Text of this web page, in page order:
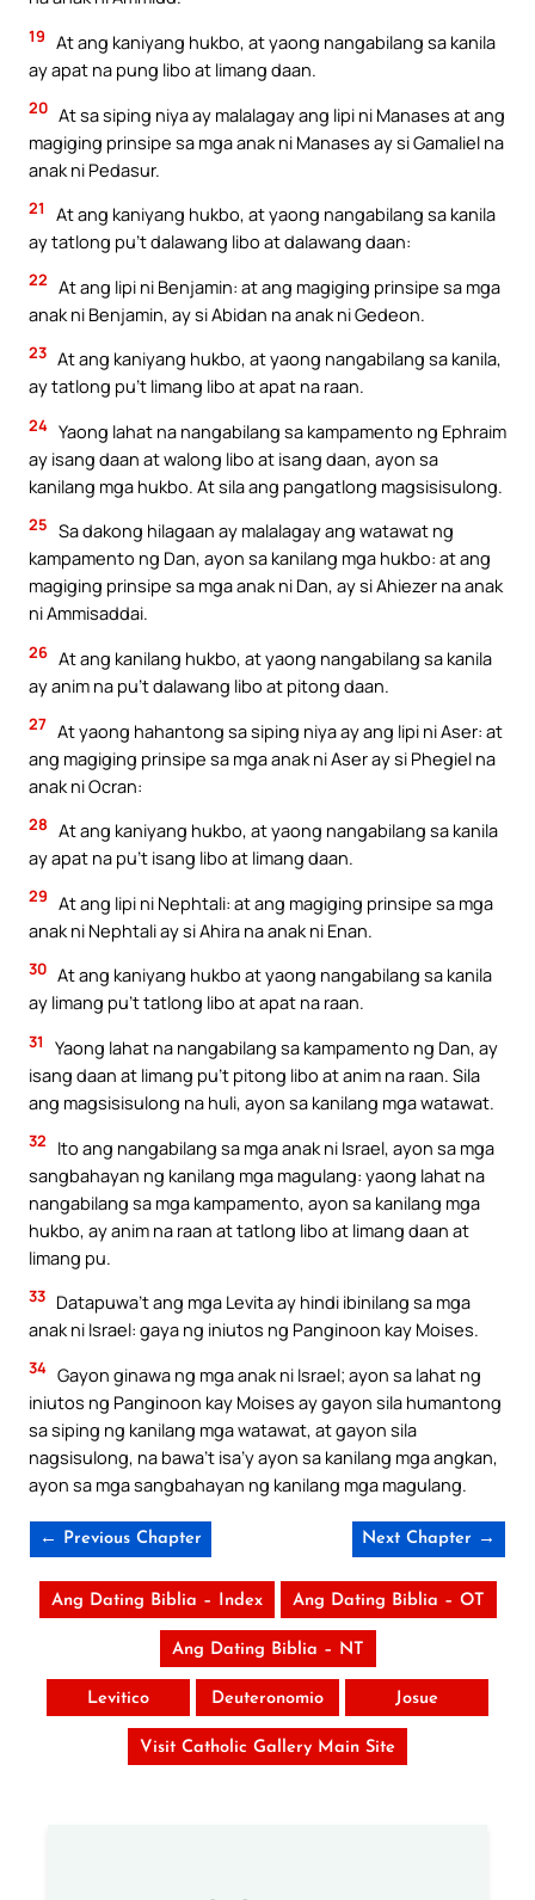
19 At ang kaniyang hukbo, at yaong nangabilang sa kanila
ay apat na pung libo at limang daan.
20 At sa siping niya ay malalagay ang lipi ni Manases at ang
magiging prinsipe sa mga anak ni Manases ay si Gamaliel na
anak ni Pedasur.
21
At ang kaniyang hukbo, at yaong nangabilang sa kanila
ay tatlong pu’t dalawang libo at dalawang daan:
22 At ang lipi ni Benjamin: at ang magiging prinsipe sa mga
anak ni Benjamin, ay si Abidan na anak ni Gedeon.
23 At ang kaniyang hukbo, at yaong nangabilang sa kanila,
ay tatlong pu’t limang libo at apat na raan.
24 Yaong lahat na nangabilang sa kampamento ng Ephraim
ay isang daan at walong libo at isang daan, ayon sa
kanilang mga hukbo. At sila ang pangatlong magsisisulong.
25 Sa dakong hilagaan ay malalagay ang watawat ng
kampamento ng Dan, ayon sa kanilang mga hukbo: at ang
magiging prinsipe sa mga anak ni Dan, ay si Ahiezer na anak
ni Ammisaddai.
26 At ang kanilang hukbo, at yaong nangabilang sa kanila
ay anim na pu’t dalawang libo at pitong daan.
27 At yaong hahantong sa siping niya ay ang lipi ni Aser: at
ang magiging prinsipe sa mga anak ni Aser ay si Phegiel na
anak ni Ocran:
28 At ang kaniyang hukbo, at yaong nangabilang sa kanila
ay apat na pu’t isang libo at limang daan.
29 At ang lipi ni Nephtali: at ang magiging prinsipe sa mga
anak ni Nephtali ay si Ahira na anak ni Enan.
30 At ang kaniyang hukbo at yaong nangabilang sa kanila
ay limang pu’t tatlong libo at apat na raan.
31
Yaong lahat na nangabilang sa kampamento ng Dan, ay
isang daan at limang pu’t pitong libo at anim na raan. Sila
ang magsisisulong na huli, ayon sa kanilang mga watawat.
32
Ito ang nangabilang sa mga anak ni Israel, ayon sa mga
sangbahayan ng kanilang mga magulang: yaong lahat na
nangabilang sa mga kampamento, ayon sa kanilang mga
hukbo, ay anim na raan at tatlong libo at limang daan at
limang pu.
33 Datapuwa’t ang mga Levita ay hindi ibinilang sa mga
anak ni Israel: gaya ng iniutos ng Panginoon kay Moises.
34 Gayon ginawa ng mga anak ni Israel; ayon sa lahat ng
iniutos ng Panginoon kay Moises ay gayon sila humantong
sa siping ng kanilang mga watawat, at gayon sila
nagsisulong, na bawa’t isa’y ayon sa kanilang mga angkan,
ayon sa mga sangbahayan ng kanilang mga magulang.
← Previous Chapter Next Chapter →
Ang Dating Biblia – Index Ang Dating Biblia – OT
Ang Dating Biblia – NT
Levitico Deuteronomio Josue
Visit Catholic Gallery Main Site